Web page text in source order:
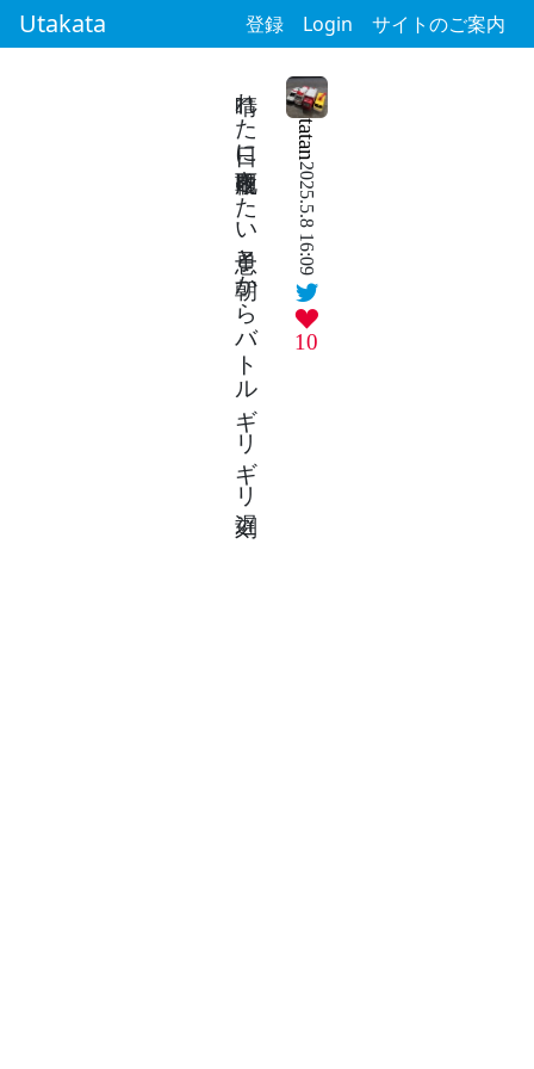
Utakata 登録 Login サイトのご案内
tatan
2025.5.8 16:09
10
晴れた日に雨靴履きたい息子と朝からバトルギリギリ遅刻